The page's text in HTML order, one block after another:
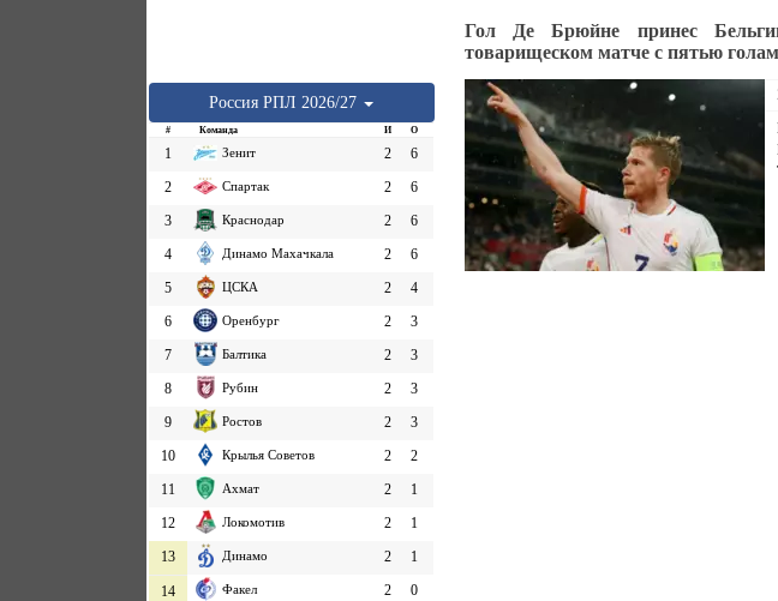
Россия РПЛ 2026/27
# Команда И О
1 Зенит 2
6
2
Спартак 2
6
3
Краснодар 2
6
4
Динамо Махачкала 2
6
5
ЦСКА 2
4
6
Оренбург 2
3
7
Балтика 2
3
8
Рубин 2
3
9
Ростов 2
3
10
Крылья Советов 2
2
11
Ахмат 2
1
12
Локомотив 2
1
13
Динамо 2 1
14 Факел 2 0
Гол Де Брюйне принес
товарищеском матче с пятью